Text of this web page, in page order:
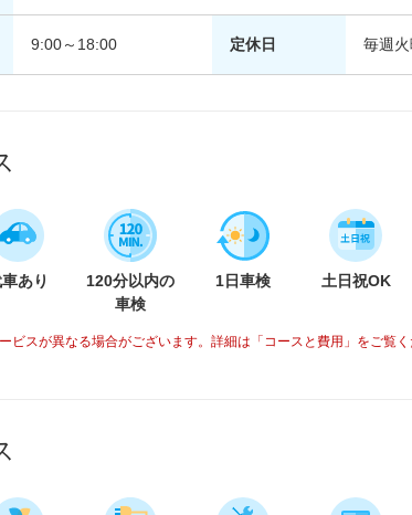
9:00～18:00 定休日 毎週
あり
120分以内の
車検
1日車検 土日祝OK
ビスが異なる場合がございます。詳細は「コースと費用」をご覧く